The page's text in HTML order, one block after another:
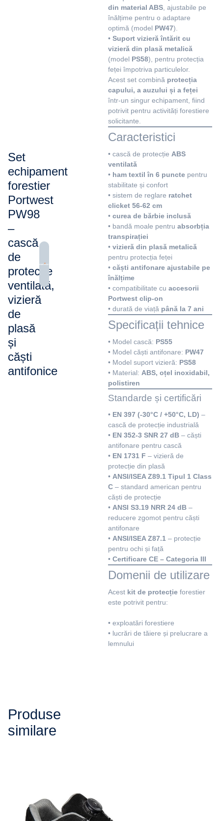
Set
echipament
forestier
Portwest
PW98
–
cască
de
protecție
ventilată,
vizieră
de
plasă
și
căști
antifonice
din material ABS, ajustabile pe
înălțime pentru o adaptare
optimă (model PW47).
• Suport vizieră întărit cu
vizieră din plasă metalică
(model PS58), pentru protecția
feței împotriva particulelor.
Acest set combină protecția
capului, a auzului și a feței
într-un singur echipament, fiind
potrivit pentru activități forestiere
solicitante.
Caracteristici
• cască de protecție ABS
ventilată
• ham textil în 6 punctepentru
stabilitate și confort
• sistem de reglare ratchet
clicket 56-62 cm
• curea de bărbie inclusă
• bandă moale pentru absorbția
transpirației
• vizieră din plasă metalică
pentru protecția feței
• căști antifonare ajustabile pe
înălțime
• compatibilitate cu accesorii
Portwest clip-on
• durată de viață până la 7 ani
Specificații tehnice
• Model cască: PS55
• Model căști antifonare: PW47
• Model suport vizieră: PS58
• Material: ABS, oțel inoxidabil,
polistiren
Standarde și certificări
• EN 397 (-30°C / +50°C, LD) –
cască de protecție industrială
• EN 352-3 SNR 27 dB– căști
antifonare pentru cască
• EN 1731 F – vizieră de
protecție din plasă
• ANSI/ISEA Z89.1 Tipul 1 Class
C– standard american pentru
căști de protecție
• ANSI S3.19 NRR 24 dB–
reducere zgomot pentru căști
antifonare
• ANSI/ISEA Z87.1 – protecție
pentru ochi și față
• Certificare CE – Categoria III
Domenii de utilizare
Acest kit de protecție forestier
este potrivit pentru:
• exploatări forestiere
• lucrări de tăiere și prelucrare a
lemnului
Produse
similare